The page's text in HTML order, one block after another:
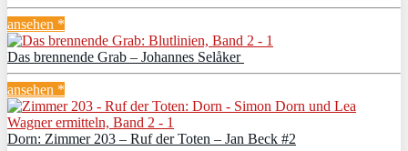
ansehen *
Das brennende Grab – Johannes Selåker
ansehen *
Dorn: Zimmer 203 – Ruf der Toten – Jan Beck #2